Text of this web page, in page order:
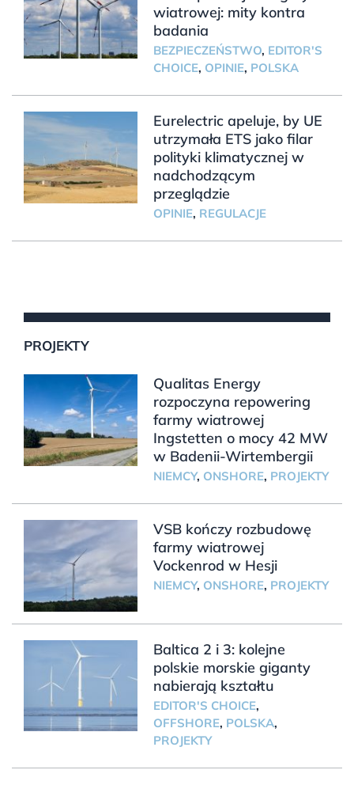
wiatrowej: mity kontra
badania
BEZPIECZEŃSTWO, EDITOR'S
CHOICE, OPINIE, POLSKA
Eurelectric apeluje, by UE
utrzymała ETS jako filar
polityki klimatycznej w
nadchodzącym
przeglądzie
OPINIE, REGULACJE
PROJEKTY
Qualitas Energy
rozpoczyna repowering
farmy wiatrowej
Ingstetten o mocy 42 MW
w Badenii-Wirtembergii
NIEMCY, ONSHORE, PROJEKTY
VSB kończy rozbudowę
farmy wiatrowej
Vockenrod w Hesji
NIEMCY, ONSHORE, PROJEKTY
Baltica 2 i 3: kolejne
polskie morskie giganty
nabierają kształtu
EDITOR'S CHOICE,
OFFSHORE, POLSKA,
PROJEKTY